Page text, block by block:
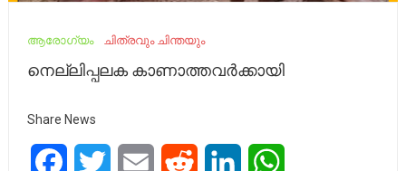
ആരോഗ്യം ചിത്രവും ചിന്തയും
നെല്ലിപ്പലക കാണാത്തവർക്കായി
Share News
FacebookTwitter Email Reddit LinkedIn